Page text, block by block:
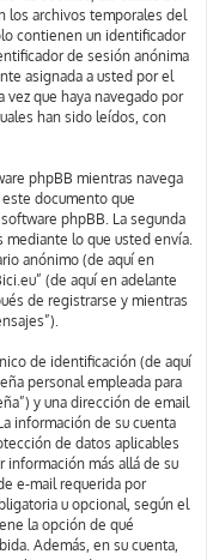
los archivos temporales del
contienen un identificador
de sesión anónima
asignada a usted por el
vez que haya navegado por
han sido leídos, con
phpBB mientras navega
documento que
phpBB. La segunda
mediante lo que usted envía.
anónimo (de aquí en
(de aquí en adelante
de registrarse y mientras
de identificación (de aquí
personal empleada para
y una dirección de email
información de su cuenta
de datos aplicables
información más allá de su
e-mail requerida por
u opcional, según el
la opción de qué
Además, en su cuenta,